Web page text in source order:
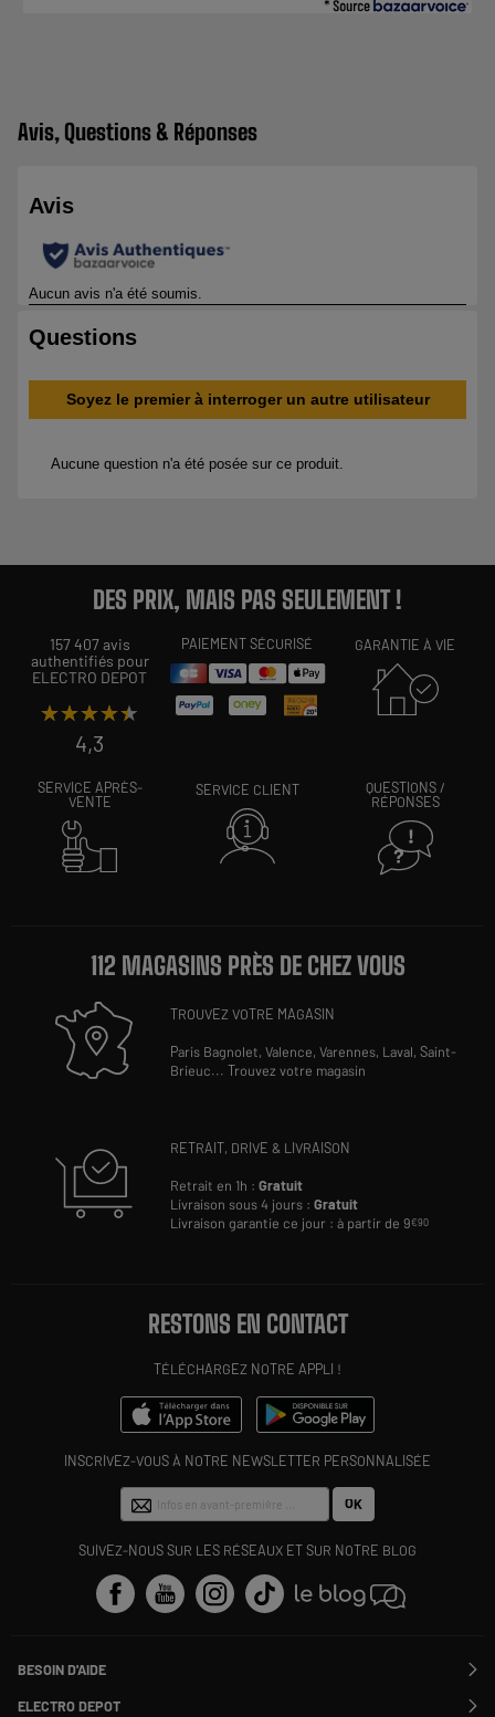
Avis, Questions & Réponses
DES PRIX, MAIS PAS SEULEMENT !
157 407 avis
authentifiés pour
ELECTRO DEPOT
★★★★★
★★★★★
4,3
PAIEMENT SÉCURISÉ GARANTIE À VIE
SERVICE APRÈS-
VENTE
SERVICE CLIENT
QUESTIONS /
RÉPONSES
112 MAGASINS PRÈS DE CHEZ VOUS
TROUVEZ VOTRE MAGASIN
Paris Bagnolet,Valence,Varennes, Laval,Saint-
Brieuc...Trouvez votre magasin
RETRAIT, DRIVE & LIVRAISON
Retrait en 1h :Gratuit
Livraison sous 4 jours :Gratuit
Livraison garantie ce jour : à partir de 9€90
RESTONS EN CONTACT
TÉLÉCHARGEZ NOTRE APPLI !
INSCRIVEZ-VOUS À NOTRE NEWSLETTER PERSONNALISÉE
OK
SUIVEZ-NOUS SUR LES RÉSEAUX ET SUR NOTRE BLOG
BESOIN D'AIDE
ELECTRO DEPOT